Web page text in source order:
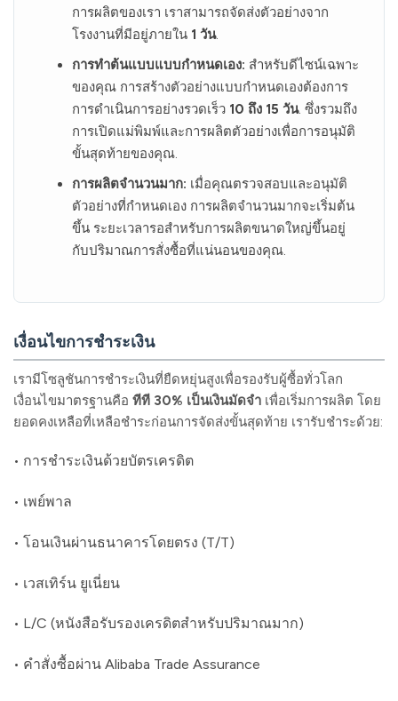
การผลิตของเรา เราสามารถจัดส่งตัวอย่างจาก
โรงงานที่มีอยู่ภายใน 1 วัน.
การทำต้นแบบแบบกำหนดเอง: สำหรับดีไซน์เฉพาะ
ของคุณ การสร้างตัวอย่างแบบกำหนดเองต้องการ
การดำเนินการอย่างรวดเร็ว 10 ถึง 15 วัน. ซึ่งรวมถึง
การเปิดแม่พิมพ์และการผลิตตัวอย่างเพื่อการอนุมัติ
ขั้นสุดท้ายของคุณ.
การผลิตจำนวนมาก: เมื่อคุณตรวจสอบและอนุมัติ
ตัวอย่างที่กำหนดเอง การผลิตจำนวนมากจะเริ่มต้น
ขึ้น ระยะเวลารอสำหรับการผลิตขนาดใหญ่ขึ้นอยู่
กับปริมาณการสั่งซื้อที่แน่นอนของคุณ.
เงื่อนไขการชำระเงิน
เรามีโซลูชันการชำระเงินที่ยืดหยุ่นสูงเพื่อรองรับผู้ซื้อทั่วโลก
เงื่อนไขมาตรฐานคือ ทีที 30% เป็นเงินมัดจำ เพื่อเริ่มการผลิต โดย
ยอดคงเหลือที่เหลือชำระก่อนการจัดส่งขั้นสุดท้าย เรารับชำระด้วย:
• การชำระเงินด้วยบัตรเครดิต
• เพย์พาล
• โอนเงินผ่านธนาคารโดยตรง (T/T)
• เวสเทิร์น ยูเนี่ยน
• L/C (หนังสือรับรองเครดิตสำหรับปริมาณมาก)
• คำสั่งซื้อผ่าน Alibaba Trade Assurance